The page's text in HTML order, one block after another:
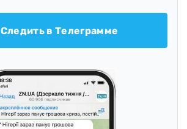
Следить в Телеграмме